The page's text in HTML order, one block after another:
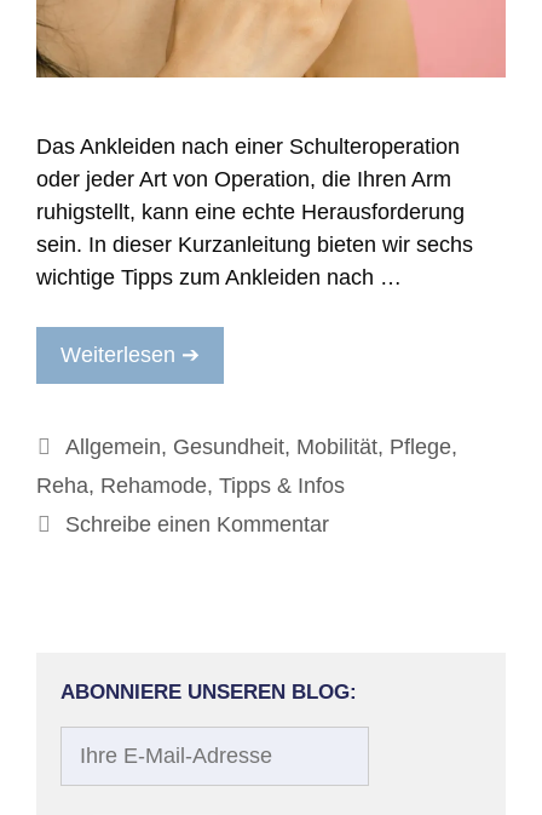
Das Ankleiden nach einer Schulteroperation
oder jeder Art von Operation, die Ihren Arm
ruhigstellt, kann eine echte Herausforderung
sein. In dieser Kurzanleitung bieten wir sechs
wichtige Tipps zum Ankleiden nach …
Weiterlesen ➔
Kategorien
Allgemein, Gesundheit, Mobilität, Pflege,
Reha, Rehamode, Tipps & Infos
Schreibe einen Kommentar
ABONNIERE UNSEREN BLOG: